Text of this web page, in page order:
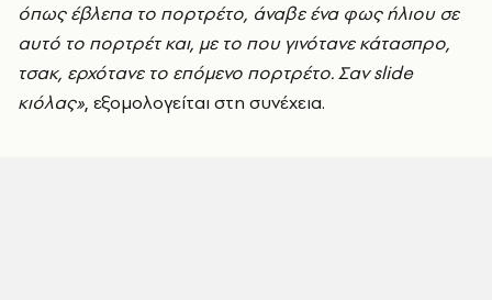
όπως έβλεπα το πορτρέτο, άναβε ένα φως ήλιου σε
αυτό το πορτρέτ και, με το που γινότανε κάτασπρο,
τσακ, ερχότανε το επόμενο πορτρέτο. Σαν slide
κιόλας», εξομολογείται στη συνέχεια.